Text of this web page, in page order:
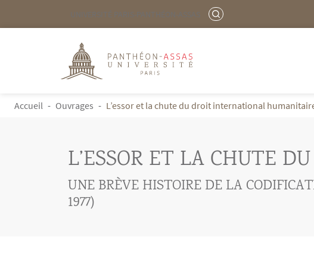
Aller au contenu principal
Menu liste site Custom EN
UNIVERSITÉ PARIS-PANTHÉON-ASSAS RECHERCHER
Logo
FIL D'ARIANE
Accueil Ouvrages L’essor et la chute du droit international
L’ESSOR ET LA CHUTE
UNE BRÈVE HISTOIRE DE LA
1977)